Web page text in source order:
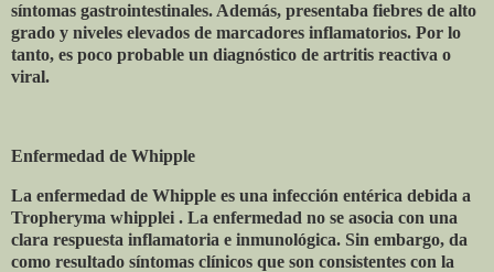
síntomas gastrointestinales. Además, presentaba fiebres de alto
grado y niveles elevados de marcadores inflamatorios. Por lo
tanto, es poco probable un diagnóstico de artritis reactiva o
viral.
Enfermedad de Whipple
La enfermedad de Whipple es una infección entérica debida a
Tropheryma whipplei . La enfermedad no se asocia con una
clara respuesta inflamatoria e inmunológica. Sin embargo, da
como resultado síntomas clínicos que son consistentes con la